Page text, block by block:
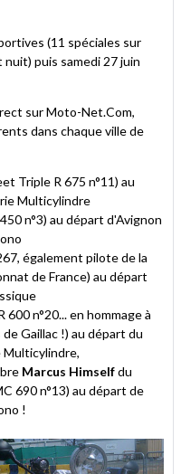
(11 spéciales sur
puis samedi 27 juin
sur Moto-Net.Com,
dans chaque ville de
Triple R 675 n°11) au
Multicylindre
n°3) au départ d'Avignon
également pilote de la
de France) au départ
600 n°20... en hommage à
Gaillac !) au départ du
Multicylindre,
Marcus Himselfdu
690 n°13) au départ de
!